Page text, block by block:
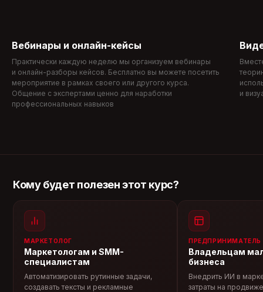
Вебинары и онлайн-кейсы
Практически каждую неделю мы организуем вебинары
и онлайн-разборы кейсов. Бесплатно вы можете посетить
мероприятие в рамках своего или другого курса.
Общение с экспертами ценно для наработки
профессиональных навыков
и
Кому будет полезен этот курс?
МАРКЕТОЛОГ
Маркетологам и SMM-
специалистам
Автоматизировать рутинные задачи,
создавать тексты и рекламные
ПРЕДПРИНИМАТЕЛЬ
Владельцам
бизнеса
Внедрить ИИ в
затраты на
-50%
до 7 августа